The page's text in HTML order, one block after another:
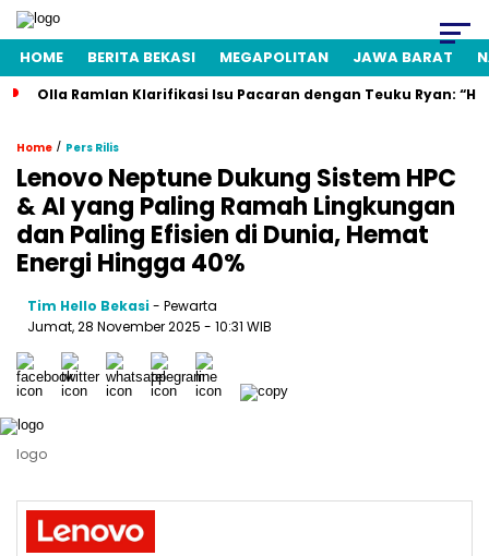
HOME BERITA BEKASI MEGAPOLITAN JAWA BARAT
Olla Ramlan Klarifikasi Isu Pacaran dengan Teuku Ryan:
Home / Pers Rilis
Lenovo Neptune Dukung Sistem HPC
& AI yang Paling Ramah Lingkungan
dan Paling Efisien di Dunia, Hemat
Energi Hingga 40%
Tim Hello Bekasi- Pewarta
Jumat, 28 November 2025 - 10:31 WIB
logo